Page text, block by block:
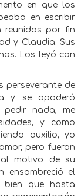
en que los
en escribir
reunidas por fin
y Claudia. Sus
Los leyó con
perseverante de
y se apoderó
pedir nada, me
y como
auxilio, yo
pero fueron
motivo de su
ensombreció el
bien que hasta